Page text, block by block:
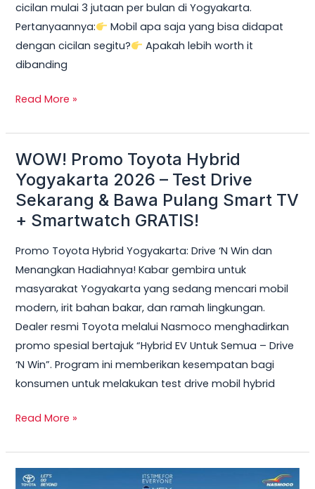
cicilan mulai 3 jutaan per bulan di Yogyakarta.
Pertanyaannya:
Mobil apa saja yang bisa didapat
dengan cicilan segitu?
Apakah lebih worth it
dibanding
Mulai
3
Jutaan,
DP
&
Read More »
WOW! Promo Toyota Hybrid
Yogyakarta 2026 – Test Drive
Sekarang & Bawa Pulang Smart TV
+ Smartwatch GRATIS!
Promo Toyota Hybrid Yogyakarta: Drive ‘N Win dan
Menangkan Hadiahnya! Kabar gembira untuk
masyarakat Yogyakarta yang sedang mencari mobil
modern, irit bahan bakar, dan ramah lingkungan.
Dealer resmi Toyota melalui Nasmoco menghadirkan
promo spesial bertajuk “Hybrid EV Untuk Semua – Drive
‘N Win”. Program ini memberikan kesempatan bagi
konsumen untuk melakukan test drive mobil hybrid
WOW!
Promo
Toyota
Hybrid
2026
–
Test
Drive
Sekarang
&
Bawa
Pulang
TV
GRATIS!
Read More »
Toyota